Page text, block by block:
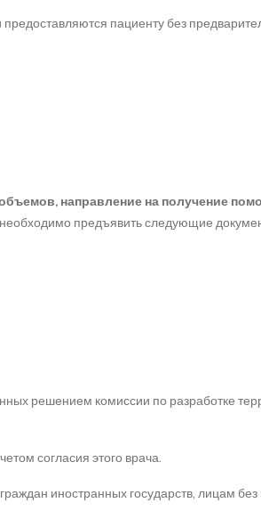
пациенту без
направление на получение
предъявить следующие
решением комиссии по разработке
согласия этого врача.
иностранных государств, лицам без